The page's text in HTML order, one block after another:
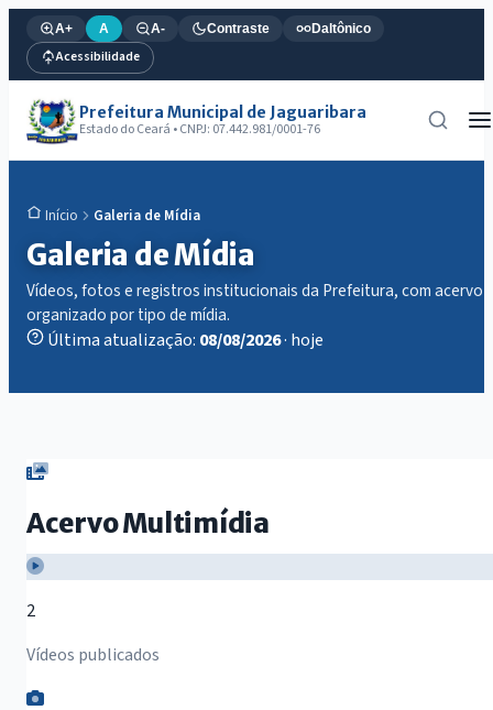
A+ A A- Contraste Daltônico
Acessibilidade
Prefeitura Municipal de Jaguaribara
Estado do Ceará • CNPJ: 07.442.981/0001-76
Início Galeria de Mídia
Galeria de Mídia
Vídeos, fotos e registros institucionais da Prefeitura, com acervo
organizado por tipo de mídia.
Última atualização: 08/08/2026· hoje
Acervo Multimídia
2
Vídeos publicados